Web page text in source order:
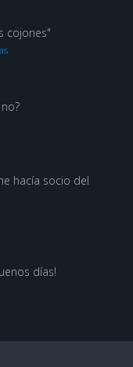
cojones"
hacía socio del
días!